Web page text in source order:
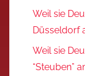
Weil sie
Düsseldorf
Weil sie
“Steuben”